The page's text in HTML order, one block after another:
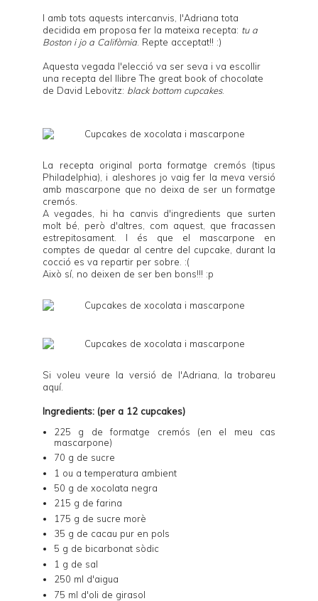
I amb tots aquests intercanvis, l'Adriana tota
decidida em proposa fer la mateixa recepta: tu a
Boston i jo a Califòrnia . Repte acceptat!! :)
Aquesta vegada l'elecció va ser seva i va escollir
una recepta del llibreThe great book of chocolate
de David Lebovitz: black bottom cupcakes.
La recepta original porta formatge cremós (tipus
Philadelphia), i aleshores jo vaig fer la meva versió
amb mascarpone que no deixa de ser un formatge
cremós.
A vegades, hi ha canvis d'ingredients que surten
molt bé, però d'altres, com aquest, que fracassen
estrepitosament. I és que el mascarpone en
comptes de quedar al centre del cupcake, durant la
cocció es va repartir per sobre. :(
Això sí, no deixen de ser ben bons!!! :p
Si voleu veure la versió de l'Adriana, la trobareu
aquí.
Ingredients: (per a 12 cupcakes)
225 g de formatge cremós (en el meu cas
mascarpone)
70 g de sucre
1 ou a temperatura ambient
50 g de xocolata negra
215 g de farina
175 g de sucre morè
35 g de cacau pur en pols
5 g de bicarbonat sòdic
1 g de sal
250 ml d'aigua
75 ml d'oli de girasol